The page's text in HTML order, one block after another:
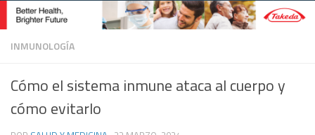
INMUNOLOGÍA
Cómo el sistema inmune ataca al cuerpo y
cómo evitarlo